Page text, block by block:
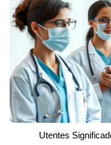
Utentes